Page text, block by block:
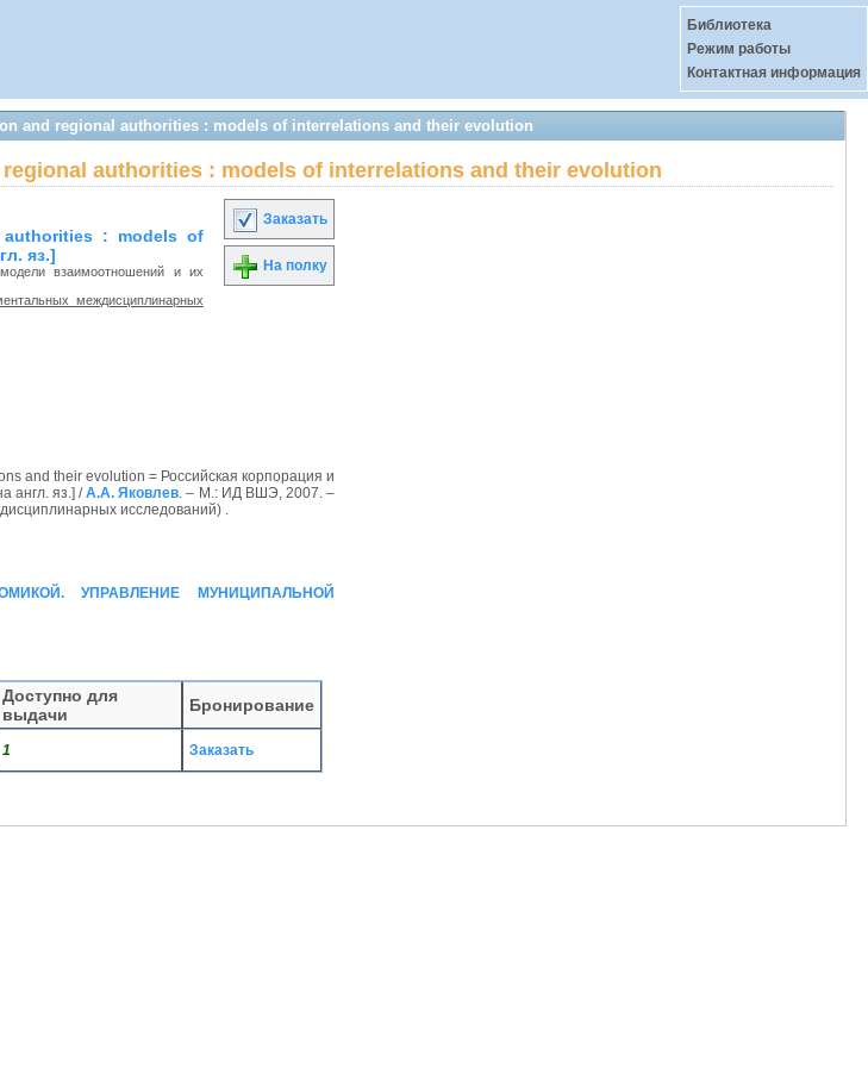
Библиотека
Режим работы
Контактная информация
and regional authorities : models of interrelations and their evolution
authorities : models of interrelations and their evolution
authorities : models of
яз.]
взаимоотношений и их
междисциплинарных
Заказать
На полку
and their evolution = Российская корпорация и
англ. яз.] /А.А. Яковлев. – М.: ИД ВШЭ, 2007. –
исследований) .
УПРАВЛЕНИЕ МУНИЦИПАЛЬНОЙ
Доступно для
выдачи
Бронирование
1 Заказать